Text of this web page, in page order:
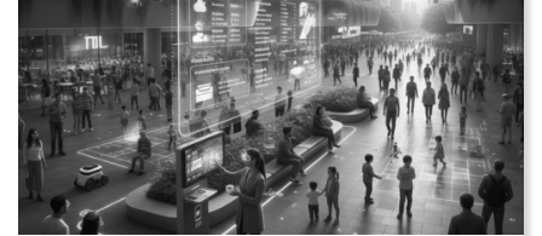
วันพุธที่ 11 กุมภาพันธ์ 2569